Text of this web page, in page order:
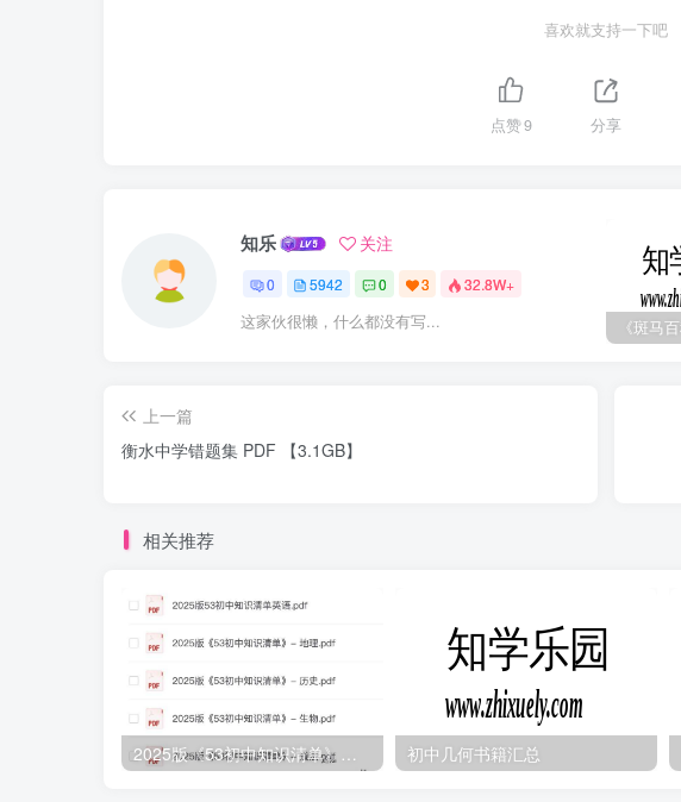
喜欢就支持一下吧
点赞9 分享
知乐 关注
0 5942 0 3 32.8W+
这家伙很懒，什么都没有写...
上一篇
衡水中学错题集 PDF 【3.1GB】
相关推荐
初中几何书籍汇总